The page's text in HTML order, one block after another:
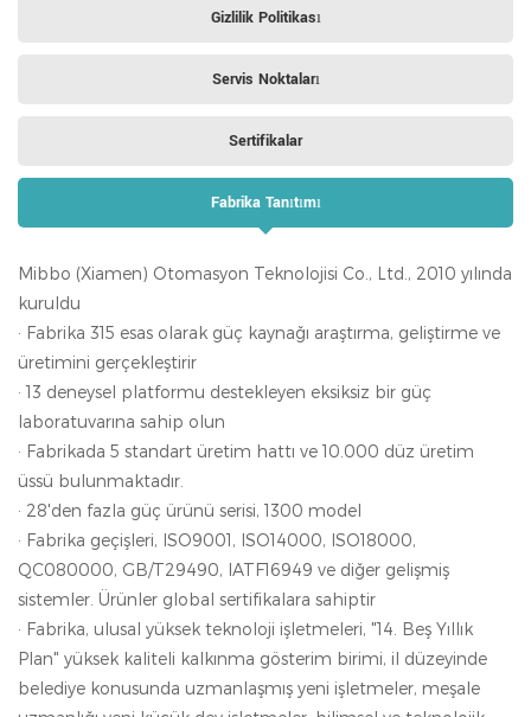
Gizlilik Politikası
Servis Noktaları
Sertifikalar
Fabrika Tanıtımı
Mibbo (Xiamen) Otomasyon Teknolojisi Co., Ltd., 2010 yılında
kuruldu
· Fabrika 315 esas olarak güç kaynağı araştırma, geliştirme ve
üretimini gerçekleştirir
· 13 deneysel platformu destekleyen eksiksiz bir güç
laboratuvarına sahip olun
· Fabrikada 5 standart üretim hattı ve 10.000 düz üretim
üssü bulunmaktadır.
· 28'den fazla güç ürünü serisi, 1300 model
· Fabrika geçişleri, ISO9001, ISO14000, ISO18000,
QC080000, GB/T29490, IATF16949 ve diğer gelişmiş
sistemler. Ürünler global sertifikalara sahiptir
· Fabrika, ulusal yüksek teknoloji işletmeleri, "14. Beş Yıllık
Plan" yüksek kaliteli kalkınma gösterim birimi, il düzeyinde
belediye konusunda uzmanlaşmış yeni işletmeler, meşale